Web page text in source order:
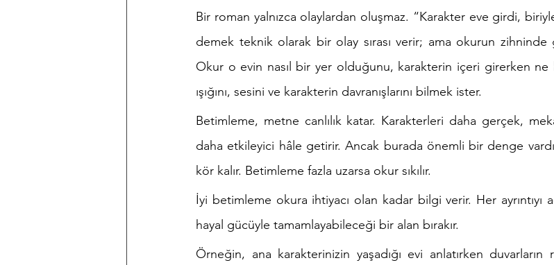
Bir roman yalnızca olaylardan oluşmaz. “Karakter eve girdi,
demek teknik olarak bir olay sırası verir; ama okurun
Okur o evin nasıl bir yer olduğunu, karakterin içeri girerken ne
ışığını, sesini ve karakterin davranışlarını bilmek ister.
Betimleme, metne canlılık katar. Karakterleri daha gerçek,
daha etkileyici hâle getirir. Ancak burada önemli bir denge
kör kalır. Betimleme fazla uzarsa okur sıkılır.
İyi betimleme okura ihtiyacı olan kadar bilgi verir. Her ayrıntıyı
hayal gücüyle tamamlayabileceği bir alan bırakır.
Örneğin, ana karakterinizin yaşadığı evi anlatırken duvarların